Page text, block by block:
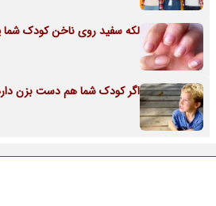
لکه سفید روی ناخن کودک شما
اگر کودک شما هم دست بزن